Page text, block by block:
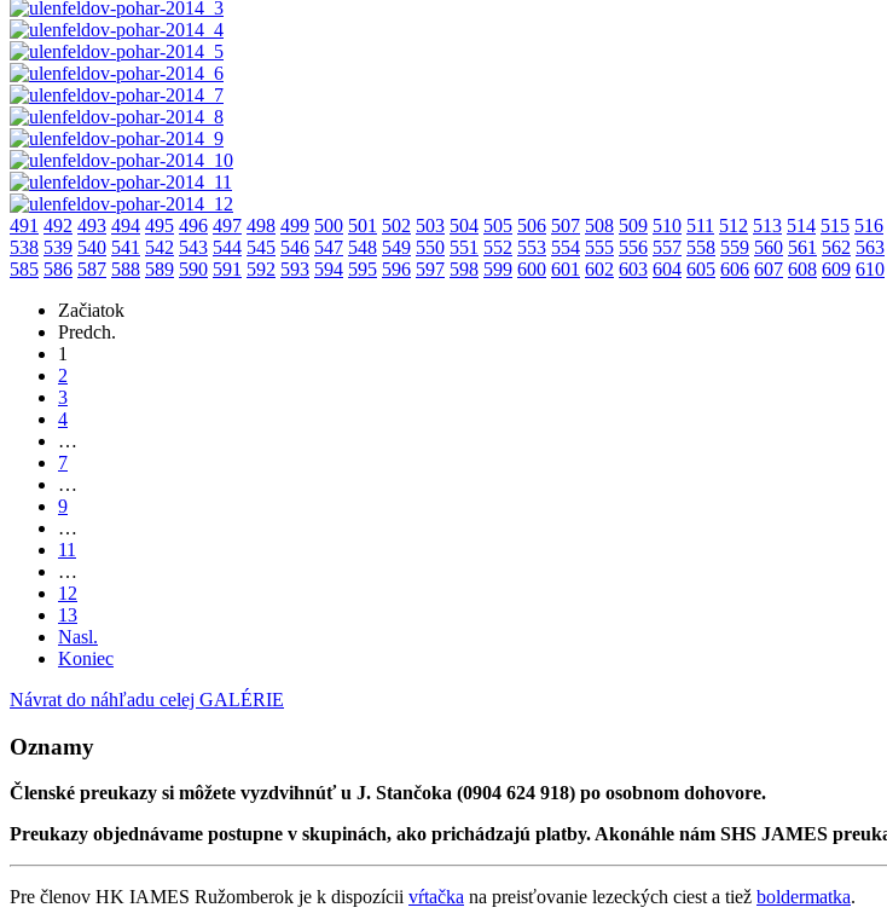
491 492 493 494 495 496 497 498 499 500 501 502 503 504 505 506 507 508 509 510 511 512 513 514 515 516
538 539 540 541 542 543 544 545 546 547 548 549 550 551 552 553 554 555 556 557 558 559 560 561 562 563
585 586 587 588 589 590 591 592 593 594 595 596 597 598 599 600 601 602 603 604 605 606 607 608 609 610
Začiatok
Predch.
1
2
3
4
…
7
…
9
…
11
…
12
13
Nasl.
Koniec
Návrat do náhľadu celej GALÉRIE
Oznamy
Členské preukazy si môžete vyzdvihnúť u J. Stančoka (0904 624 918) po osobnom dohovore.
Preukazy objednávame postupne v skupinách, ako prichádzajú platby. Akonáhle nám SHS JAMES
Pre členov HK IAMES Ružomberok je k dispozícii vŕtačka na preisťovanie lezeckých ciest a tiež boldermatka.